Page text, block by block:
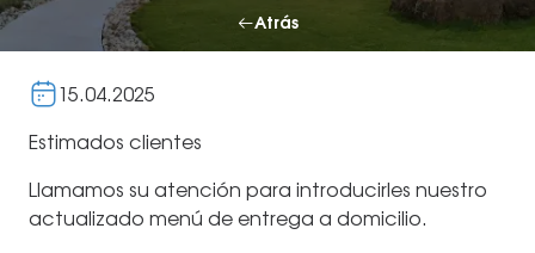
Atrás
15.04.2025
Estimados clientes
Llamamos su atención para introducirles nuestro
actualizado menú de entrega a domicilio.